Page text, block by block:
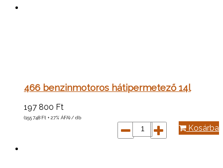
466 benzinmotoros hátipermetező 14l
197 800 Ft
(155 748 Ft + 27% ÁFA) / db
Kosárba